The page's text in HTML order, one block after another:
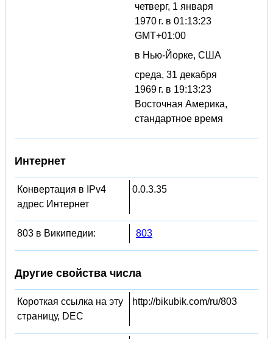
четверг, 1 января
1970 г. в 01:13:23
GMT+01:00
в Нью-Йорке, США
среда, 31 декабря
1969 г. в 19:13:23
Восточная Америка,
стандартное время
Интернет
Конвертация в IPv4
адрес Интернет
0.0.3.35
803 в Википедии: 803
Другие свойства числа
Короткая ссылка на эту
страницу, DEC
http://bikubik.com/ru/803